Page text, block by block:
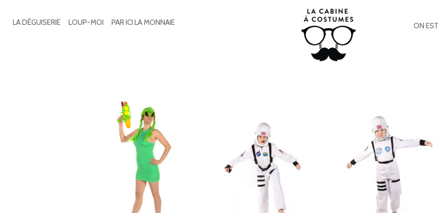
LA DÉGUISERIE LOUP-MOI PAR ICI LA MONNAIE ON